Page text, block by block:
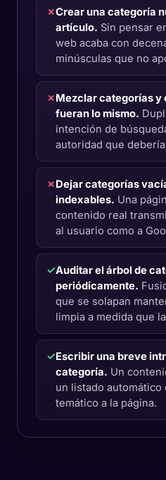
✗Crear una categoría
artículo. Sin pensar
web acaba con
minúsculas que no
✗Mezclar categorías y
fueran lo mismo.
intención de
autoridad que
✗Dejar categorías
indexables. Una
contenido real
al usuario como a
✓Auditar el árbol de
periódicamente.
que se solapan
limpia a medida que
✓Escribir una breve
categoría. Un
un listado
temático a la página.